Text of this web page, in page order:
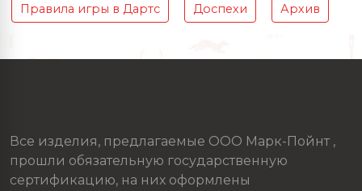
Правила игры в Дартс Доспехи Архив
Все изделия, предлагаемые ООО Марк-Пойнт ,
прошли обязательную государственную
сертификацию, на них оформлены